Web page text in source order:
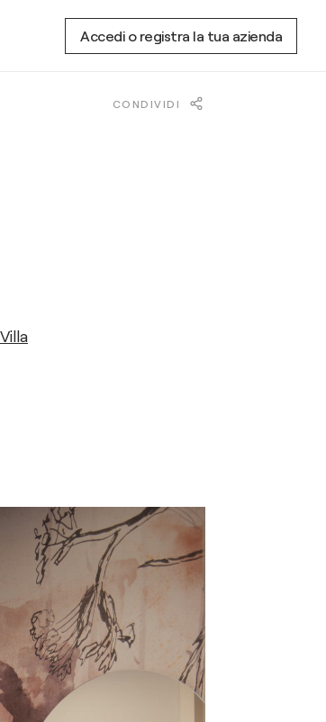
Accedi o registra la tua azienda
CONDIVIDI